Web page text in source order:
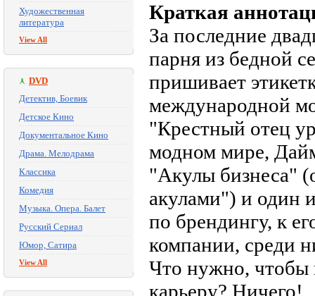
Художественная
литература
View All
DVD
Детектив, Боевик
Детское Кино
Документальное Кино
Драма. Мелодрама
Классика
Комедия
Музыка. Опера. Балет
Русский Сериал
Юмор, Сатира
View All
Краткая
За последние
парня из бедной
пришивает
международной
"Крестный отец
модном мире,
"Акулы бизнеса"
акулами") и один
по брендингу, к
компании, среди
Что нужно, чтобы
карьеру? Ничего!